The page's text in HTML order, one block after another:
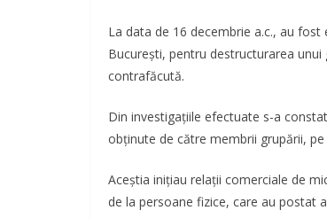
La data de 16 decembrie a.c., au
Bucureşti, pentru destructurarea
contrafăcută.
Din investigaţiile efectuate s-a
obţinute de către membrii grupării,
Aceştia iniţiau relaţii comerciale de
de la persoane fizice, care au postat